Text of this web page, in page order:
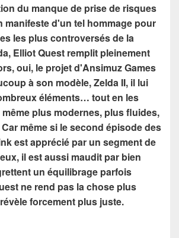
du manque de prise de risques
manifeste d'un tel hommage pour
les plus controversés de la
Elliot Quest remplit pleinement
oui, le projet d'Ansimuz Games
à son modèle, Zelda II, il lui
éléments… tout en les
plus modernes, plus fluides,
même si le second épisode des
est apprécié par un segment de
il est aussi maudit par bien
un équilibrage parfois
ne rend pas la chose plus
forcement plus juste.